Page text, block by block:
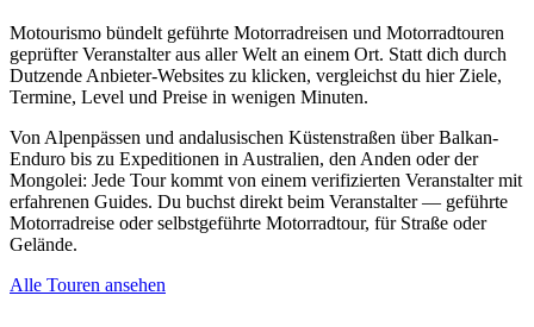
Motourismo bündelt geführte Motorradreisen und Motorradtouren
geprüfter Veranstalter aus aller Welt an einem Ort. Statt dich durch
Dutzende Anbieter-Websites zu klicken, vergleichst du hier Ziele,
Termine, Level und Preise in wenigen Minuten.
Von Alpenpässen und andalusischen Küstenstraßen über Balkan-
Enduro bis zu Expeditionen in Australien, den Anden oder der
Mongolei: Jede Tour kommt von einem verifizierten Veranstalter mit
erfahrenen Guides. Du buchst direkt beim Veranstalter — geführte
Motorradreise oder selbstgeführte Motorradtour, für Straße oder
Gelände.
Alle Touren ansehen